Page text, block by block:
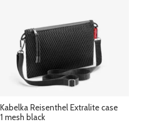
Kabelka Reisenthel Extralite case
1 mesh black